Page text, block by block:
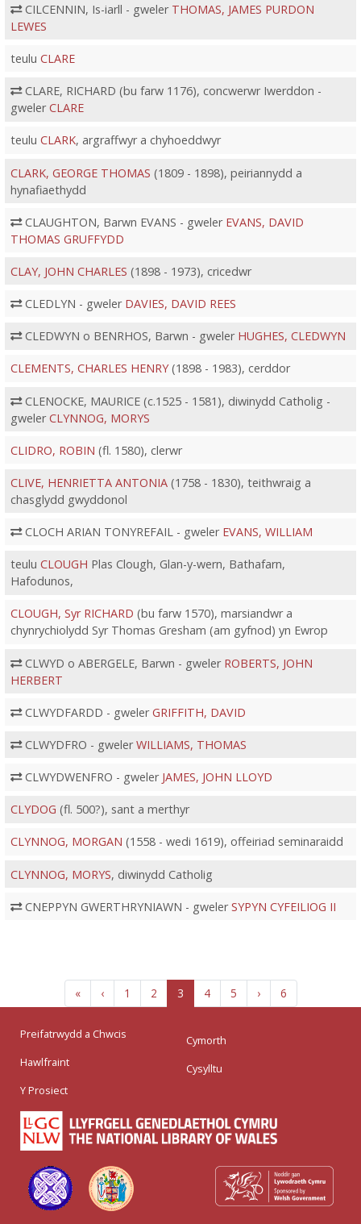
CILCENNIN, Is-iarll - gweler THOMAS, JAMES PURDON
LEWES
teulu CLARE
CLARE, RICHARD (bu farw 1176), concwerwr Iwerddon -
gwelerCLARE
teulu CLARK, argraffwyr a chyhoeddwyr
CLARK, GEORGE THOMAS (1809 - 1898), peiriannydd a
hynafiaethydd
CLAUGHTON, Barwn EVANS - gweler EVANS, DAVID
THOMAS GRUFFYDD
CLAY, JOHN CHARLES (1898 - 1973), cricedwr
CLEDLYN - gweler DAVIES, DAVID REES
CLEDWYN o BENRHOS, Barwn - gweler HUGHES, CLEDWYN
CLEMENTS, CHARLES HENRY(1898 - 1983), cerddor
CLENOCKE, MAURICE (c.1525 - 1581), diwinydd Catholig -
gwelerCLYNNOG, MORYS
CLIDRO, ROBIN (fl. 1580), clerwr
CLIVE, HENRIETTA ANTONIA(1758 - 1830), teithwraig a
chasglydd gwyddonol
CLOCH ARIAN TONYREFAIL - gweler EVANS, WILLIAM
teulu CLOUGH Plas Clough, Glan-y-wern, Bathafarn,
Hafodunos,
CLOUGH, Syr RICHARD (bu farw 1570), marsiandwr a
chynrychiolydd Syr Thomas Gresham (am gyfnod) yn Ewrop
CLWYD o ABERGELE, Barwn - gweler ROBERTS, JOHN
HERBERT
CLWYDFARDD - gwelerGRIFFITH, DAVID
CLWYDFRO - gwelerWILLIAMS, THOMAS
CLWYDWENFRO - gweler JAMES, JOHN LLOYD
CLYDOG (fl. 500?), sant a merthyr
CLYNNOG, MORGAN (1558 - wedi 1619), offeiriad seminaraidd
CLYNNOG, MORYS, diwinydd Catholig
CNEPPYN GWERTHRYNIAWN - gwelerSYPYN CYFEILIOG II
« ‹ 1 2 3 4 5 › 6
Preifatrwydd a Chwcis
Hawlfraint
Y Prosiect
Cymorth
Cysylltu